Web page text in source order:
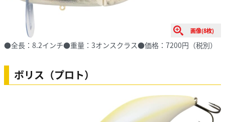
画像(8枚)
●全長：8.2インチ●重量：3オンスクラス●価格：7200円（税別）
ボリス（プロト）